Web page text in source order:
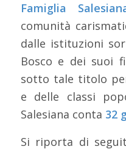
Famiglia
comunità
dalle istituzioni
Bosco e dei suoi
sotto tale titolo
e delle classi
Salesiana conta 32
Si riporta di